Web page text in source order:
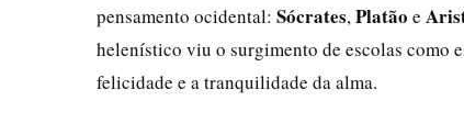
pensamento ocidental: Sócrates, Platão e
helenístico viu o surgimento de escolas como
felicidade e a tranquilidade da alma.